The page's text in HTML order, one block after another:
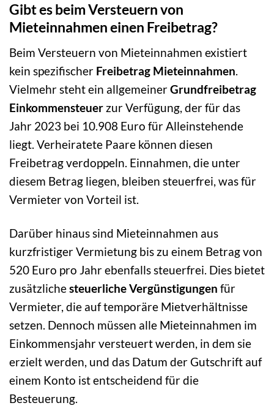
Gibt es beim Versteuern von
Mieteinnahmen einen Freibetrag?
Beim Versteuern von Mieteinnahmen existiert
kein spezifischer Freibetrag Mieteinnahmen.
Vielmehr steht ein allgemeinerGrundfreibetrag
Einkommensteuer zur Verfügung, der für das
Jahr 2023 bei 10.908 Euro für Alleinstehende
liegt. Verheiratete Paare können diesen
Freibetrag verdoppeln. Einnahmen, die unter
diesem Betrag liegen, bleiben steuerfrei, was für
Vermieter von Vorteil ist.
Darüber hinaus sind Mieteinnahmen aus
kurzfristiger Vermietung bis zu einem Betrag von
520 Euro pro Jahr ebenfalls steuerfrei. Dies bietet
zusätzlichesteuerliche Vergünstigungen für
Vermieter, die auf temporäre Mietverhältnisse
setzen. Dennoch müssen alle Mieteinnahmen im
Einkommensjahr versteuert werden, in dem sie
erzielt werden, und das Datum der Gutschrift auf
einem Konto ist entscheidend für die
Besteuerung.